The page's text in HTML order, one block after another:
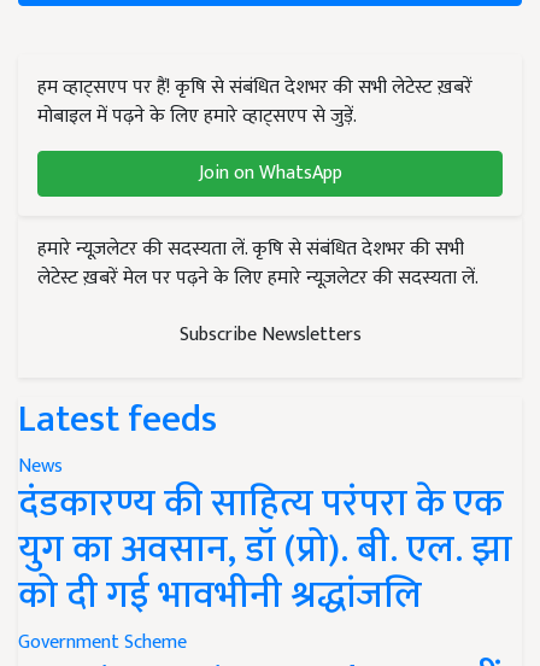
हम व्हाट्सएप पर हैं! कृषि से संबंधित देशभर की सभी लेटेस्ट ख़बरें
मोबाइल में पढ़ने के लिए हमारे व्हाट्सएप से जुड़ें.
Join on WhatsApp
हमारे न्यूज़लेटर की सदस्यता लें. कृषि से संबंधित देशभर की सभी
लेटेस्ट ख़बरें मेल पर पढ़ने के लिए हमारे न्यूज़लेटर की सदस्यता लें.
Subscribe Newsletters
Latest feeds
News
दंडकारण्य की साहित्य परंपरा के एक
युग का अवसान, डॉ (प्रो). बी. एल. झा
को दी गई भावभीनी श्रद्धांजलि
Government Scheme